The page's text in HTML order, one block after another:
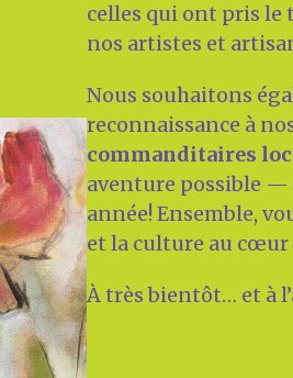
celles qui ont pris le
nos artistes et
Nous souhaitons
reconnaissance à
commanditaires
aventure possible —
année! Ensemble,
et la culture au
À très bientôt… et à